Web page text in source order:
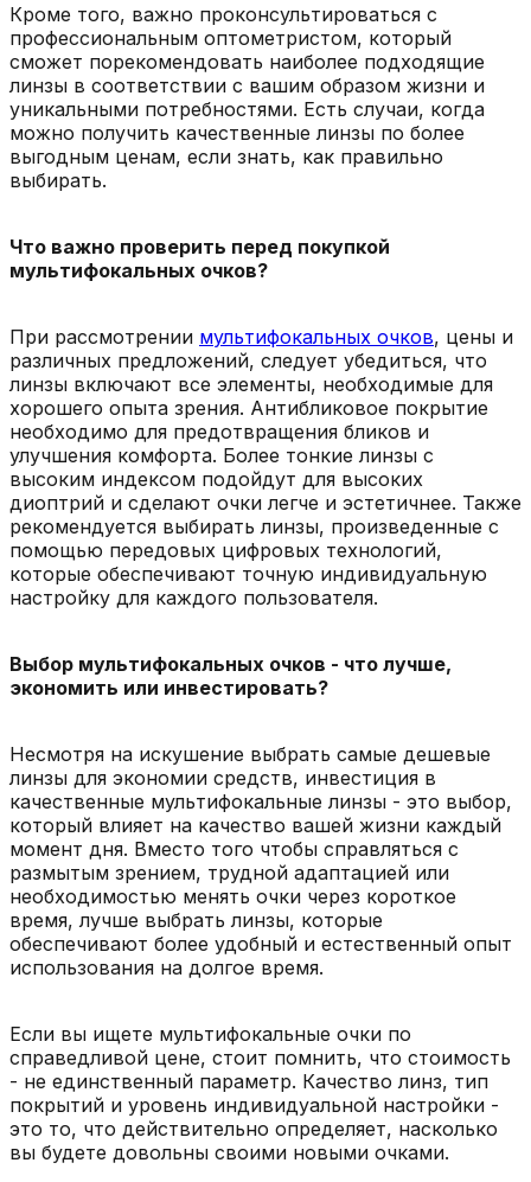
Кроме того, важно проконсультироваться с
профессиональным оптометристом, который
сможет порекомендовать наиболее подходящие
линзы в соответствии с вашим образом жизни и
уникальными потребностями. Есть случаи, когда
можно получить качественные линзы по более
выгодным ценам, если знать, как правильно
выбирать.
Что важно проверить перед покупкой
мультифокальных очков?
При рассмотрении мультифокальных очков, цены и
различных предложений, следует убедиться, что
линзы включают все элементы, необходимые для
хорошего опыта зрения. Антибликовое покрытие
необходимо для предотвращения бликов и
улучшения комфорта. Более тонкие линзы с
высоким индексом подойдут для высоких
диоптрий и сделают очки легче и эстетичнее. Также
рекомендуется выбирать линзы, произведенные с
помощью передовых цифровых технологий,
которые обеспечивают точную индивидуальную
настройку для каждого пользователя.
Выбор мультифокальных очков - что лучше,
экономить или инвестировать?
Несмотря на искушение выбрать самые дешевые
линзы для экономии средств, инвестиция в
качественные мультифокальные линзы - это выбор,
который влияет на качество вашей жизни каждый
момент дня. Вместо того чтобы справляться с
размытым зрением, трудной адаптацией или
необходимостью менять очки через короткое
время, лучше выбрать линзы, которые
обеспечивают более удобный и естественный опыт
использования на долгое время.
Если вы ищете мультифокальные очки по
справедливой цене, стоит помнить, что стоимость
- не единственный параметр. Качество линз, тип
покрытий и уровень индивидуальной настройки -
это то, что действительно определяет, насколько
вы будете довольны своими новыми очками.